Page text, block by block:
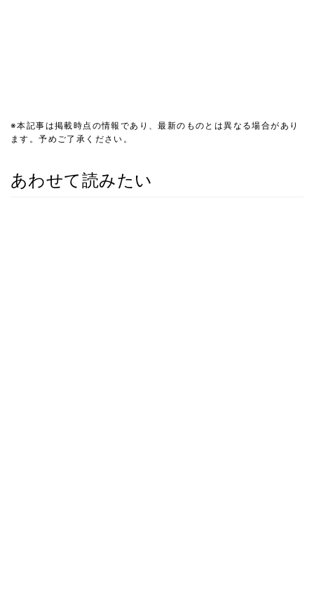
※本記事は掲載時点の情報であり、最新のものとは異なる場合があり
ます。予めご了承ください。
あわせて読みたい